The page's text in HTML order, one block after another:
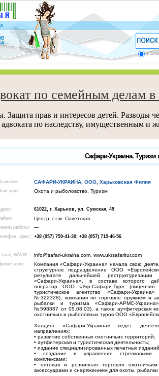
в
по семейным делам в
Защита прав и интересов детей. Разводы
адвоката по наследству, имущественным и
Сафари-Украина. Туризм
САФАРИ-УКРАИНА, ООО, Харьковская Филия
Охота и рыболовство. Туризм
61022, г. Харьков, ул. Сумская, 49
Центр, ст.м. Советская
работы:
---
факс: +38 (057) 759-41-30; +38 (057) 715-46-56
mail, WWW info@safari-ukraina.com, www.ukrsafaritur.com
Компания «Сафари-Украина» начала свою
структурное подразделение ООО
результате дальнейшей реструктуризации
«Сафари-Украина», в составе которого
оператор ООО «Укр-Сафари-Тур»
туристическое агентство «Сафари-
№322328), компания по торговле оружием и
рыбалки и туризма «Сафари-АРМС-
№598887 от 05.08.03), а также аутфитерская
охотничьих и рыболовных туров ООО
Холдинг «Сафари-Украина» ведет
направлениях:
• развитие собственных охотничьих территорий;
• аутфитерская и туристическая деятельность;
• издание специализированных печатных
• создание и управление стрелковыми
комплексами;
• оптовая и розничная торговля
аксессуарами и снаряжением для охоты, рыбалки